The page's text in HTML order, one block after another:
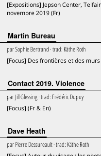
[Expositions] Jepson Center,
novembre 2019 (Fr)
Martin Bureau
parSophie Bertrand · trad: Käthe Roth
[Focus] Des frontières et des
Contact 2019. Violence
parJill Glessing· trad: Frédéric Dupuy
[Focus] (Fr & En)
Dave Heath
parPierre Dessureault· trad: Käthe Roth